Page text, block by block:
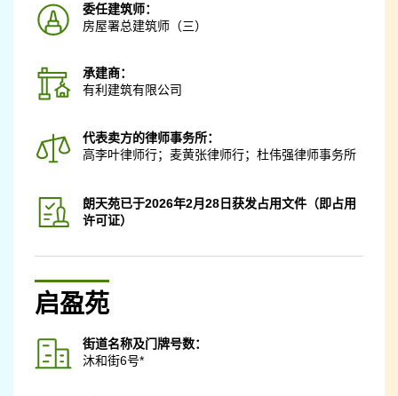
委任建筑师：
房屋署总建筑师（三）
承建商：
有利建筑有限公司
代表卖方的律师事务所：
高李叶律师行；麦黄张律师行；杜伟强律师事务所
朗天苑已于2026年2月28日获发占用文件（即占用
许可证）
启盈苑
街道名称及门牌号数：
沐和街6号*